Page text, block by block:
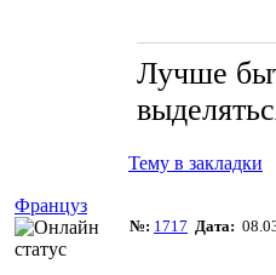
Лучше
Тему в закладки
Француз
№: 1717 Дата: